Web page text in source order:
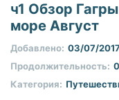
seconds
seconds
ч1 Обзор
море Август
Категория:
Продолжительность:
Добавлено: 03/07/